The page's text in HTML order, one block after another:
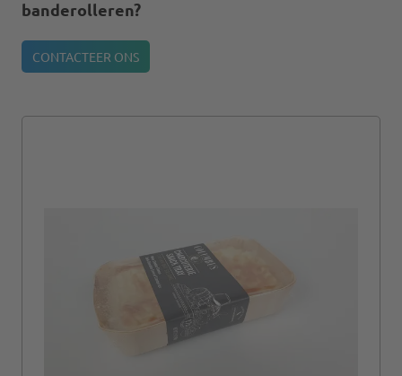
banderolleren?
CONTACTEER ONS